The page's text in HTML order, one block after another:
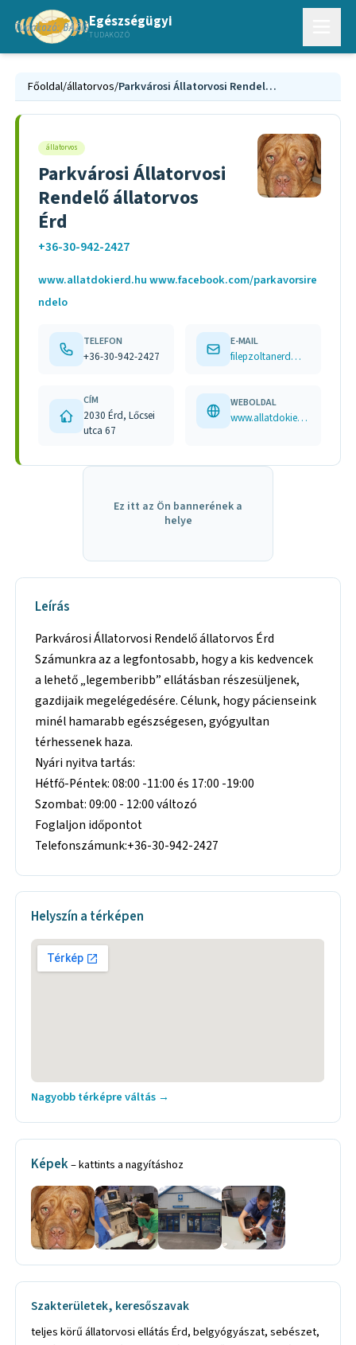
Egészségügyi
TUDAKOZÓ
Főoldal/állatorvos/ Parkvárosi Állatorvosi Rendelő állatorvos Érd
állatorvos
Parkvárosi Állatorvosi
Rendelő állatorvos
Érd
+36-30-942-2427
www.allatdokierd.hu www.facebook.com/parkavorsire
ndelo
TELEFON
+36-30-942-2427
E-MAIL
filepzoltanerd@gmail.com
CÍM
2030 Érd, Lőcsei
utca 67
WEBOLDAL
www.allatdokierd.hu www.facebook.com/parkavorsirendelo
Ez itt az Ön bannerének a
helye
Leírás
Parkvárosi Állatorvosi Rendelő állatorvos Érd
Számunkra az a legfontosabb, hogy a kis kedvencek
a lehető „legemberibb” ellátásban részesüljenek,
gazdijaik megelégedésére. Célunk, hogy pácienseink
minél hamarabb egészségesen, gyógyultan
térhessenek haza.
Nyári nyitva tartás:
Hétfő-Péntek: 08:00 -11:00 és 17:00 -19:00
Szombat: 09:00 - 12:00 változó
Foglaljon időpontot
Telefonszámunk:+36-30-942-2427
Helyszín a térképen
Nagyobb térképre váltás →
Képek– kattints a nagyításhoz
Szakterületek, keresőszavak
teljes körű állatorvosi ellátás Érd, belgyógyászat, sebészet, szülészet, laboratóriumi vizsgálatok, műszeres vizsgálatok, ultrahang, röntgen, EKG, fogásaszat, védőoltások, sebészeti, szemészeti és szülészeti beavatkozások, állatútlevél kiállítás, mikrochip beültetés, állatorvos, kutya, macska, kisemlős, madár, hüllő, kétéltű, ízeltlábú, nagyemlős, állatorvosi rendelő, állatkórház, érdi állatorvos, állatorvosi rendelő Érd, állatorvos Pest megyében, állat, állat fájdalomcsillapító, állat gyulladáscsökkentő, állat hasüregi ultrahang, állat laborvizsgálat, állat urológia, állatápolás, állatbőrgyógyászat, állategészségügy, állategészségügyi szolgáltatás, állategészségügyi vizsgálat ügyintézése, állatgyógyászati ellátás, állatgyógyászati információ, állatgyógyászati műtét, állatgyógyászati szaktanácsadás, állatklinika, állatkórház, állatorvosi ellátás Érd, állatorvosi felügyelet, állatorvosi kezelés Érd, állatorvosi klinikai ellátás Érd, állatorvosi rendelő Érd, állatorvosi szaktanácsadás, állatsebészet Érd, állatsebészeti beavatkozás Érd, EKG vizsgálat, endoszkópia, háziállatorvos Érd, háznál történő alapellátás, ivartalanítás, kisállat, kisállat gondozás, kisállat gyógyászat, kisállat gyógyítás, kisállatorvos, kutya belgyógyászati ellátás, kutya gyógyszer, kutya sebészeti ellátás, kutya szaktanácsadás, kutya szülészeti ellátás, kutya védőoltás, kutyagyógyítás, macska sebészeti ellátás, macska szülészeti ellátás, macska védőoltás, oltás, parazita ellenes kezelés, szopornyica, szopornyica elleni védőoltás, szűrővizsgálat, ultrahangos fogkő-eltávolítás, ultrahangos fogkőeltávolítás, ultrahangos vizsgálat, veszettség elleni védőoltás Érd, védőoltás Érd, állategészségügy Érd, állategészségügyi szaktanácsadás, állategészségügyi szolgáltatás Érd, állatgyógyászati műtét Érd, állatgyógyászati oltóanyag Érd, állatgyógyászati patika Érd, állatgyógyászati ultrahang Érd, állatgyógyszer Érd, állatkórház Érd, állatorvosi felügyelet Érd, állatorvosi kezelés Érd, állatorvosi rendelő Érd, állatorvos Érd, mikrochip beültetés, mikrochip Érd, teljes körű állatgyógyászat Érd, állat útlevél Érd, ultrahangos vizsgálat Érd, védőoltások Érd, féreghajtás Érd, ivartalanítás Érd, kisállat útlevél Érd, állat gyulladáscsökkentő Érd, állat laborvizsgálat Érd, állat urológia Érd, állatgyógyászati műtét Érd, állatklinika Érd, állatorvosi ellátás Érd, állatorvosi kezelés Érd, állatorvosi klinikai ellátás Érd, állatorvosi rendelő Érd, állatorvosi szaktanácsadás Érd, állatsebészet Érd, állatsebészeti beavatkozás Érd, kisállat gyógyítás Érd, kisállatorvos Érd, kutya gyógyszer Érd, kutya sebészeti ellátás Érd, kutya szülészeti ellátás Érd, kutya védőoltás Érd, kutyagyógyítás Érd, macska sebészeti ellátás Érd, macska szülészeti ellátás Érd, macska védőoltás Érd, parazita ellenes kezelés Érd, szopornyica elleni védőoltás Érd, fogkőeltávolítás Érd, védőoltás Érd, veszettség elleni védőoltás Érd, állat patika Érd, állategészségügy Érd, állatgyógyászati ellátás Érd, állatgyógyászati felszerelés Érd, állatgyógyászati készítmény Érd, állatgyógyászati kiegészítő Érd, védőoltások Érd, parazita ellenes kezelések Érd, chip behelyezése és nyilvántartásba vétele Érd, kisállat útlevél kiállítása Érd, belgyógyászati vizsgálatok Érd, belgyógyászati kezelések Érd, állat laborvizsgálat Érd, állat hasi ultrahang Érd, állat szaporodásbiológiai kezelés Érd, állat mesterséges termékenyítés Érd, ivartalanítások Érd, állat kisebb szemészeti műtétek Érd, állat daganatműtétek Érd, állat fogkő eltávolítás Érd, kutyakozmetika Érd, nagyüzemi telepek komplex szerződéses ellátása Érd, kis létszámú állattartók ellátása Érd, állat teljes körű belgyógyászat ellátás Érd, állat szülészet ellátás Érd, állat sebészeti ellátása Érd, állat sérvműtét Érd, állat sérülések ellátása Érd, állat császármetszés Érd, állat tályogok felnyitása Érd, csülök és pata alakítás Érd, állat nehézellések levezetése Érd, állat újszülöttek ellátása Érd, állattartás szaktanácsadás Érd, állat takarmányozás szaktanácsadás Érd, állat veszettség ellen oltások Érd, parvo vírus ellen oltások Érd, kombinált oltások Érd, corona vírus ellen oltások Érd, Microsporum gomba ellen oltások Érd, Lyme-kór ellen oltások Érd, állat belgyógyászati, állat bőrgyógyászati vizsgálatok Érd, állat műtéti beavatkozások Érd, állat sebészeti beavatkozások Érd, állat szülészeti beavatkozások Érd, állategészségügy Diósd, állategészségügyi szaktanácsadás, állategészségügyi szolgáltatás Diósd, állatgyógyászati műtét Diósd, állatgyógyászati oltóanyag Diósd, állatgyógyászati patika Diósd, állatgyógyászati ultrahang Diósd, állatgyógyszer Diósd, állatkórház Diósd, állatorvosi felügyelet Diósd, állatorvosi kezelés Diósd, állatorvosi rendelő Diósd, állatorvos Diósd, mikrochip beültetés, mikrochip Diósd, teljes körű állatgyógyászat Diósd, állat útlevél Diósd, ultrahangos vizsgálat Diósd, védőoltások Diósd, féreghajtás Diósd, ivartalanítás Diósd, kisállat útlevél Diósd, állat gyulladáscsökkentő Diósd, állat laborvizsgálat Diósd, állat urológia Diósd, állatgyógyászati műtét Diósd, állatklinika Diósd, állatorvosi ellátás Diósd, állatorvosi kezelés Diósd, állatorvosi klinikai ellátás Diósd, állatorvosi rendelő Diósd, állatorvosi szaktanácsadás Diósd, állatsebészet Diósd, állatsebészeti beavatkozás Diósd, kisállat gyógyítás Diósd, kisállatorvos Diósd, kutya gyógyszer Diósd, kutya sebészeti ellátás Diósd, kutya szülészeti ellátás Diósd, kutya védőoltás Diósd, kutyagyógyítás Diósd, macska sebészeti ellátás Diósd, macska szülészeti ellátás Diósd, macska védőoltás Diósd, parazita ellenes kezelés Diósd, szopornyica elleni védőoltás Diósd, fogkőeltávolítás Diósd, védőoltás Diósd, veszettség elleni védőoltás Diósd, állat patika Diósd, állategészségügy Diósd, állatgyógyászati ellátás Diósd, állatgyógyászati felszerelés Diósd, állatgyógyászati készítmény Diósd, állatgyógyászati kiegészítő Diósd, védőoltások Diósd, parazita ellenes kezelések Diósd, chip behelyezése és nyilvántartásba vétele Diósd, kisállat útlevél kiállítása Diósd, belgyógyászati vizsgálatok Diósd, belgyógyászati kezelések Diósd, állat laborvizsgálat Diósd, állat hasi ultrahang Diósd, állat szaporodásbiológiai kezelés Diósd, állat mesterséges termékenyítés Diósd, ivartalanítások Diósd, állat kisebb szemészeti műtétek Diósd, állat daganatműtétek Diósd, állat fogkő eltávolítás Diósd, kutyakozmetika Diósd, nagyüzemi telepek komplex szerződéses ellátása Diósd, kis létszámú állattartók ellátása Diósd, állat teljes körű belgyógyászat ellátás Diósd, állat szülészet ellátás Diósd, állat sebészeti ellátása Diósd, állat sérvműtét Diósd, állat sérülések ellátása Diósd, állat császármetszés Diósd, állat tályogok felnyitása Diósd, csülök és pata alakítás Diósd, állat nehézellések levezetése Diósd, állat újszülöttek ellátása Diósd, állattartás szaktanácsadás Diósd, állat takarmányozás szaktanácsadás Diósd, állat veszettség ellen oltások Diósd, parvo vírus ellen oltások Diósd, kombinált oltások Diósd, corona vírus ellen oltások Diósd, Microsporum gomba ellen oltások Diósd, Lyme-kór ellen oltások Diósd, állat belgyógyászati, állat bőrgyógyászati vizsgálatok Diósd, állat műtéti beavatkozások Diósd, állat sebészeti beavatkozások Diósd, állat szülészeti beavatkozások Diósd, állategészségügy Törökbálint, állategészségügyi szaktanácsadás, állategészségügyi szolgáltatás Törökbálint, állatgyógyászati műtét Törökbálint, állatgyógyászati oltóanyag Törökbálint, állatgyógyászati patika Törökbálint, állatgyógyászati ultrahang Törökbálint, állatgyógyszer Törökbálint, állatkórház Törökbálint, állatorvosi felügyelet Törökbálint, állatorvosi kezelés Törökbálint, állatorvosi rendelő Törökbálint, állatorvos Törökbálint, mikrochip beültetés, mikrochip Törökbálint, teljes körű állatgyógyászat Törökbálint, állat útlevél Törökbálint, ultrahangos vizsgálat Törökbálint, védőoltások Törökbálint, féreghajtás Törökbálint, ivartalanítás Törökbálint, kisállat útlevél Törökbálint, állat gyulladáscsökkentő Törökbálint, állat laborvizsgálat Törökbálint, állat urológia Törökbálint, állatgyógyászati műtét Törökbálint, állatklinika Törökbálint, állatorvosi ellátás Törökbálint, állatorvosi kezelés Törökbálint, állatorvosi klinikai ellátás Törökbálint, állatorvosi rendelő Törökbálint, állatorvosi szaktanácsadás Törökbálint, állatsebészet Törökbálint, állatsebészeti beavatkozás Törökbálint, kisállat gyógyítás Törökbálint, kisállatorvos Törökbálint, kutya gyógyszer Törökbálint, kutya sebészeti ellátás Törökbálint, kutya szülészeti ellátás Törökbálint, kutya védőoltás Törökbálint, kutyagyógyítás Törökbálint, macska sebészeti ellátás Törökbálint, macska szülészeti ellátás Törökbálint, macska védőoltás Törökbálint, parazita ellenes kezelés Törökbálint, szopornyica elleni védőoltás Törökbálint, fogkőeltávolítás Törökbálint, védőoltás Törökbálint, veszettség elleni védőoltás Törökbálint, állat patika Törökbálint, állategészségügy Törökbálint, állatgyógyászati ellátás Törökbálint, állatgyógyászati felszerelés Törökbálint, állatgyógyászati készítmény Törökbálint, állatgyógyászati kiegészítő Törökbálint, védőoltások Törökbálint, parazita ellenes kezelések Törökbálint, chip behelyezése és nyilvántartásba vétele Törökbálint, kisállat útlevél kiállítása Törökbálint, belgyógyászati vizsgálatok Törökbálint, belgyógyászati kezelések Törökbálint, állat laborvizsgálat Törökbálint, állat hasi ultrahang Törökbálint, állat szaporodásbiológiai kezelés Törökbálint, állat mesterséges termékenyítés Törökbálint, ivartalanítások Törökbálint, állat kisebb szemészeti műtétek Törökbálint, állat daganatműtétek Törökbálint, állat fogkő eltávolítás Törökbálint, kutyakozmetika Törökbálint, nagyüzemi telepek komplex szerződéses ellátása Törökbálint, kis létszámú állattartók ellátása Törökbálint, állat teljes körű b